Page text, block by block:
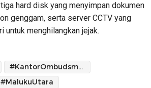
hard disk yang menyimpan dokumen
genggam, serta server CCTV yang
untuk menghilangkan jejak.
#KantorOmbudsmanMalut
#MalukuUtara